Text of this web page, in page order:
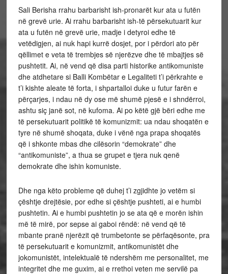
Sali Berisha rrahu barbarisht ish-pronarët kur ata u futën
në grevë urie. Ai rrahu barbarisht ish-të përsekutuarit kur
ata u futën në grevë urie, madje i detyroi edhe të
vetëdigjen, ai nuk hapi kurrë dosjet, por i përdori ato për
qëllimet e veta të trembjes së njerëzve dhe të mbajtjes së
pushtetit. Ai, në vend që disa parti historike antikomuniste
dhe atdhetare si Balli Kombëtar e Legaliteti t’i përkrahte e
t’i kishte aleate të forta, i shpartalloi duke u futur farën e
përçarjes, i ndau në dy ose më shumë pjesë e i shndërroi,
ashtu siç janë sot, në kufoma. Ai po këtë gjë bëri edhe me
të persekutuarit politikë të komunizmit: ua ndau shoqatën e
tyre në shumë shoqata, duke i vënë nga prapa shoqatës
që i shkonte mbas dhe cilësorin “demokrate” dhe
“antikomuniste”, a thua se grupet e tjera nuk qenë
demokrate dhe ishin komuniste.
Dhe nga këto probleme që duhej t’i zgjidhte jo vetëm si
çështje drejtësie, por edhe si çështje pushteti, ai e humbi
pushtetin. Ai e humbi pushtetin jo se ata që e morën ishin
më të mirë, por sepse ai gaboi rëndë: në vend që të
mbante pranë njerëzit që trumbetonte se përfaqësonte, pra
të persekutuarit e komunizmit, antikomunistët dhe
jokomunistët, intelektualë të ndershëm me personalitet, me
integritet dhe me guxim, ai e rrethoi veten me servilë pa